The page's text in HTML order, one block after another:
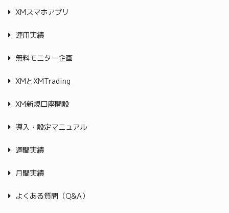
XMスマホアプリ
運用実績
無料モニター企画
XMとXMTrading
XM新規口座開設
導入・設定マニュアル
週間実績
月間実績
よくある質問（Q&A）